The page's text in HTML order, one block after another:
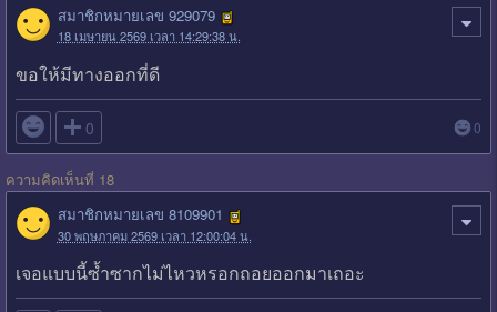
สมาชิกหมายเลข 929079
18 เมษายน 2569 เวลา 14:29:38 น.
ขอให้มีทางออกที่ดี
 0 0
ความคิดเห็นที่ 18
สมาชิกหมายเลข 8109901
30 พฤษภาคม 2569 เวลา 12:00:04 น.
เจอแบบนี้ซ้ำซากไม่ไหวหรอกถอยออกมาเถอะ